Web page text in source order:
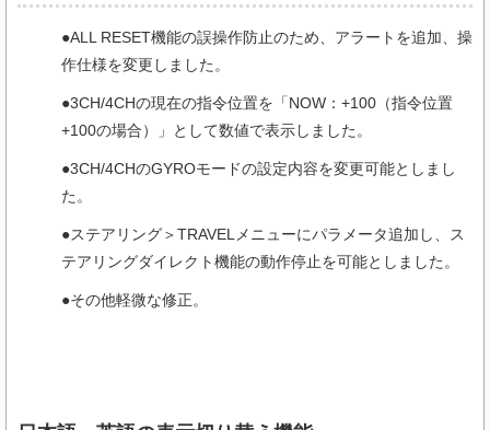
●ALL RESET機能の誤操作防止のため、アラートを追加、操
作仕様を変更しました。
●3CH/4CHの現在の指令位置を「NOW：+100（指令位置
+100の場合）」として数値で表示しました。
●3CH/4CHのGYROモードの設定内容を変更可能としまし
た。
●ステアリング＞TRAVELメニューにパラメータ追加し、ス
テアリングダイレクト機能の動作停止を可能としました。
●その他軽微な修正。